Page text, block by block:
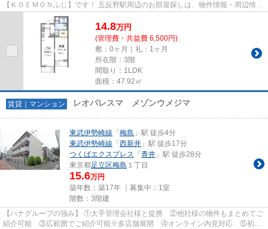
【ＫＯＥＭＯＮふじ】です！ 五反野駅周辺のお部屋探しは、物件情報・周辺情報
満載のハナインターナショナル...
14.8万円
(管理費・共益費 6,500円)
敷：0ヶ月｜礼：1ヶ月
所在階：3階
間取り：1LDK
面積：47.92㎡
賃貸｜マンション レオパレスマ メゾンウメジマ
東武伊勢崎線 「 梅島 」駅 徒歩4分
東武伊勢崎線 「 西新井 」駅 徒歩17分
つくばエクスプレス 「 青井 」駅 徒歩28分
東京都足立区梅島 １丁目
15.6万円
築年数：築17年 ｜募集中： 1室
階数：3階建
【ハナグループの強み】 ①大手管理会社様と提携 ②他社様の物件もまとめてご
紹介可能 ③広範囲でご紹介可能※多店舗展開 ④オンライン内見対応 ⑤初期